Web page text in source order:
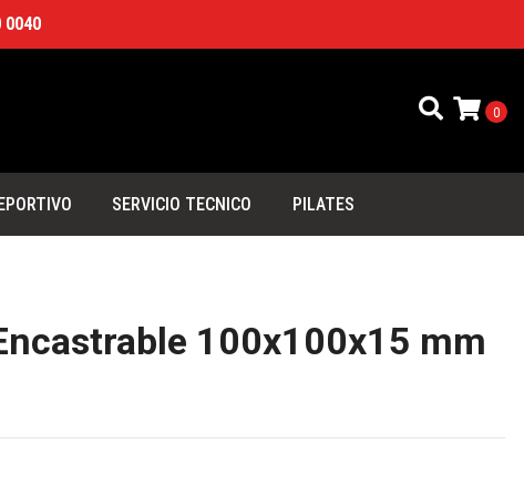
0
SERVICIO TECNICO PILATES
100x100x15 mm